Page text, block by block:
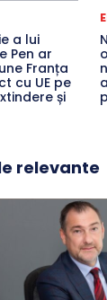
a lui
Pen ar
Franța
cu UE pe
și
relevante